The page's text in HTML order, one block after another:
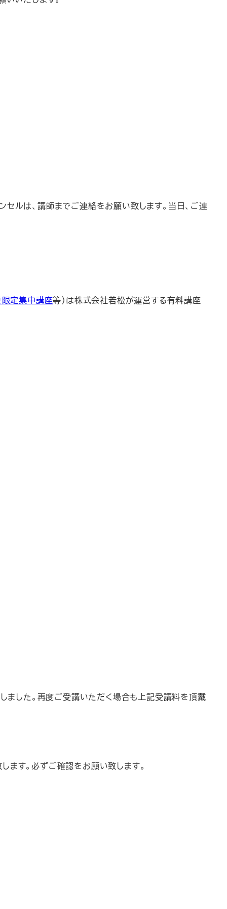
ルは、講師までご連絡をお願い致します。当日、ご連
定集中講座等）は株式会社若松が運営する有料講座
した。再度ご受講いただく場合も上記受講料を頂戴
ます。必ずご確認をお願い致します。